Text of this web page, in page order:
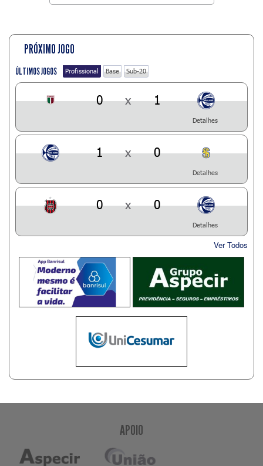
PRÓXIMO JOGO
ÚLTIMOS JOGOS Profissional Base Sub-20
0 x 1
Detalhes
1 x 0
Detalhes
0 x 0
Detalhes
Ver Todos
APOIO